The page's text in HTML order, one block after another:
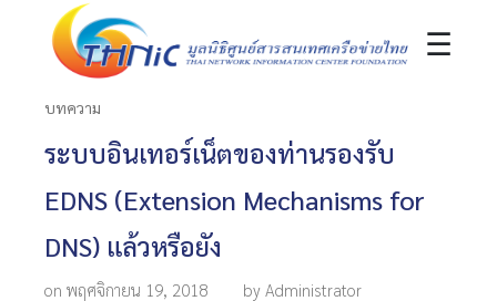
☰
บทความ
ระบบอินเทอร์เน็ตของท่านรองรับ
EDNS (Extension Mechanisms for
DNS) แล้วหรือยัง
on พฤศจิกายน 19, 2018 by Administrator